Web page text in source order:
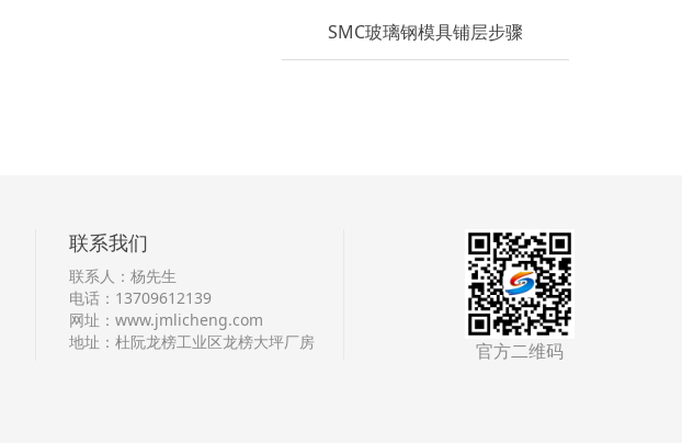
SMC玻璃钢模具铺层步骤
联系我们
联系人：杨先生
电话：13709612139
网址：www.jmlicheng.com
地址：杜阮龙榜工业区龙榜大坪厂房
官方二维码